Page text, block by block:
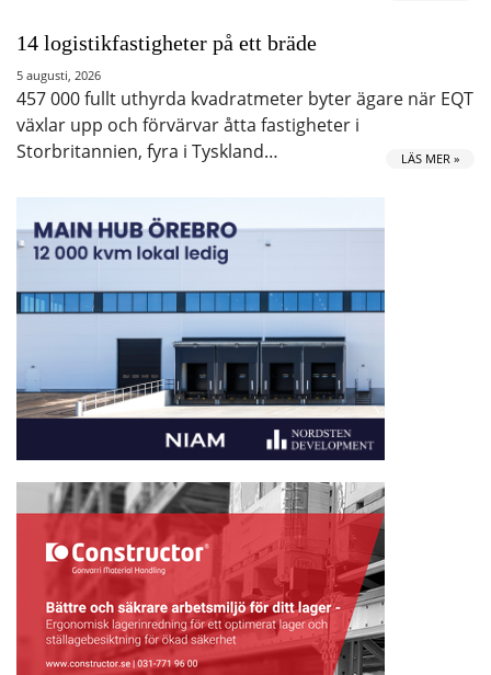
14 logistikfastigheter på ett bräde
5 augusti, 2026
457 000 fullt uthyrda kvadratmeter byter ägare när EQT
växlar upp och förvärvar åtta fastigheter i
Storbritannien, fyra i Tyskland…
LÄS MER »